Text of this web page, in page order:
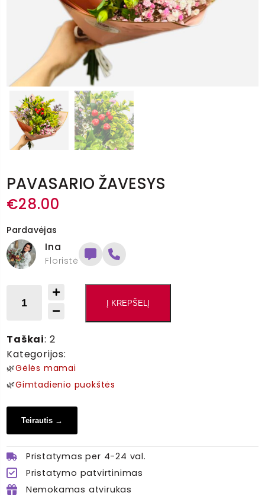
PAVASARIO ŽAVESYS
€28.00
Pardavėjas
Ina
Floristė
produkto
Pavasario
Žavesys
Į KREPŠELĮ
Taškai: 2
Kategorijos:
🌿Gėlės mamai
🌿Gimtadienio puokštės
Teirautis →
Pristatymas per 4-24 val.
Pristatymo patvirtinimas
Nemokamas atvirukas